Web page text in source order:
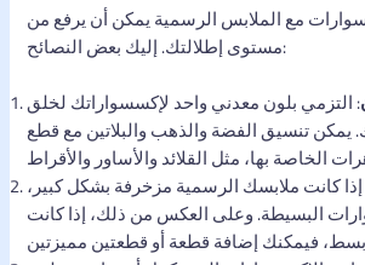
مع الملابس الرسمية يمكن أن يرفع من
مستوى إطلالتك. إليك بعض النصائح:
: التزمي بلون معدني واحد لإكسسواراتك لخلق
تنسيق الفضة والذهب والبلاتين مع قطع
كانت ملابسك الرسمية مزخرفة بشكل كبير،
البسيطة. وعلى العكس من ذلك، إذا كانت